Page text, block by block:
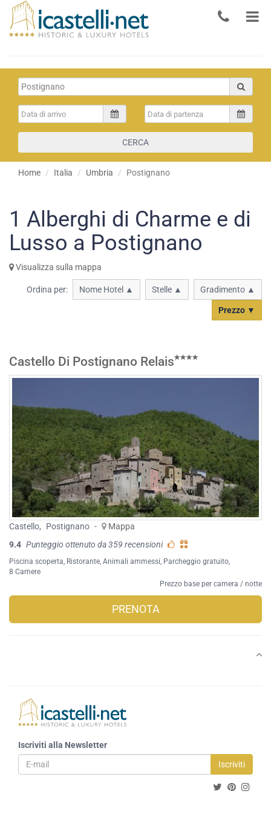
CERCA
Home Italia Umbria Postignano
1 Alberghi di Charme e di
Lusso a Postignano
Visualizza sulla mappa
Ordina per: Nome Hotel ▲ Stelle ▲ Gradimento ▲
Prezzo ▼
Castello Di Postignano Relais
Castello, Postignano -
Mappa
9.4 Punteggio ottenuto da 359 recensioni
Piscina scoperta Ristorante Animali ammessi Parcheggio gratuito
8 Camere
Prezzo base per camera / notte
PRENOTA
Iscriviti alla Newsletter
Iscriviti